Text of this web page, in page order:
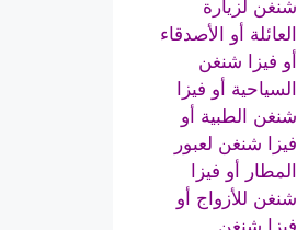
شنغن لزيارة
العائلة أو الأصدقاء
أو فيزا شنغن
السياحية أو فيزا
شنغن الطبية أو
فيزا شنغن لعبور
المطار أو فيزا
شنغن للأزواج أو
فيزا شنغن